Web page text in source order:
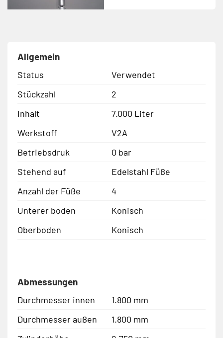
Allgemein
Status
Verwendet
Stückzahl
2
Inhalt
7.000 Liter
Werkstoff
V2A
Betriebsdruk
0 bar
Stehend auf
Edelstahl Füße
Anzahl der Füße
4
Unterer boden
Konisch
Oberboden
Konisch
Abmessungen
Durchmesser innen
1.800 mm
Durchmesser außen
1.800 mm